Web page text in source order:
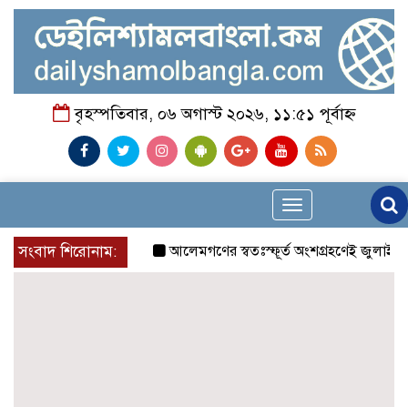
বৃহস্পতিবার, ০৬ অগাস্ট ২০২৬, ১১:৫১ পূর্বাহ্ন
Toggle
navigation
সংবাদ শিরোনাম:
আলেমগণের স্বতঃস্ফূর্ত অংশগ্রহণেই জুলাই